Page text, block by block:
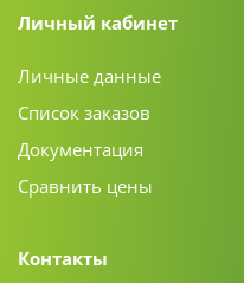
Личный кабинет
Личные данные
Список заказов
Документация
Сравнить цены
Контакты